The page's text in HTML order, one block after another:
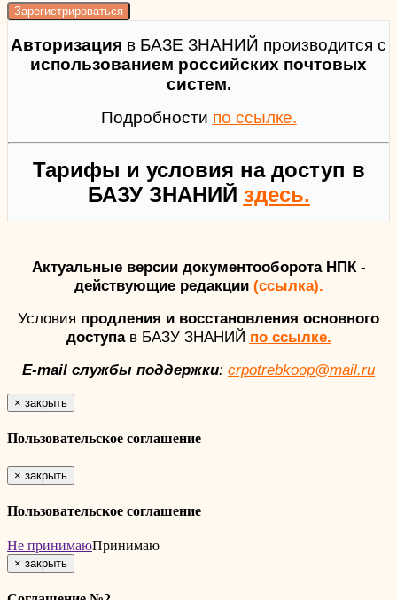
Авторизация в БАЗЕ ЗНАНИЙ производится с
использованием российских почтовых
систем.
Подробности по ссылке.
Тарифы и условия на доступ в
БАЗУ ЗНАНИЙ здесь.
Актуальные версии документооборота НПК -
действующие редакции (ссылка).
Условия продления и восстановления основного
доступав БАЗУ ЗНАНИЙ по ссылке.
E-mail службы поддержки: crpotrebkoop@mail.ru
× закрыть
Пользовательское соглашение
× закрыть
Пользовательское соглашение
Не принимаюПринимаю
× закрыть